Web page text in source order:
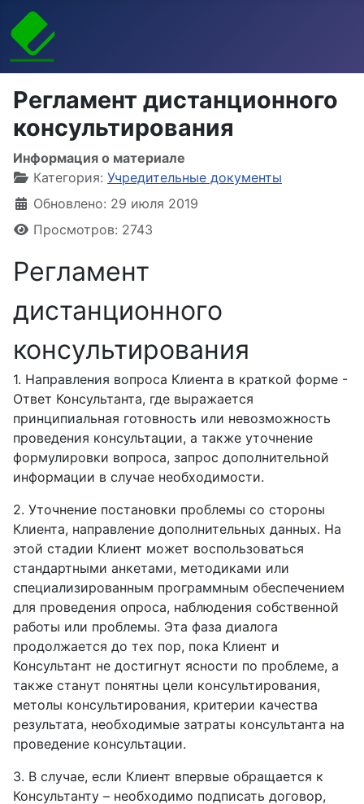
Регламент дистанционного
консультирования
Информация о материале
Категория: Учредительные документы
Обновлено: 29 июля 2019
Просмотров: 2743
Регламент
дистанционного
консультирования
1. Направления вопроса Клиента в краткой форме -
Ответ Консультанта, где выражается
принципиальная готовность или невозможность
проведения консультации, а также уточнение
формулировки вопроса, запрос дополнительной
информации в случае необходимости.
2. Уточнение постановки проблемы со стороны
Клиента, направление дополнительных данных. На
этой стадии Клиент может воспользоваться
стандартными анкетами, методиками или
специализированным программным обеспечением
для проведения опроса, наблюдения собственной
работы или проблемы. Эта фаза диалога
продолжается до тех пор, пока Клиент и
Консультант не достигнут ясности по проблеме, а
также станут понятны цели консультирования,
метолы консультирования, критерии качества
результата, необходимые затраты консультанта на
проведение консультации.
3. В случае, если Клиент впервые обращается к
Консультанту – необходимо подписать договор,